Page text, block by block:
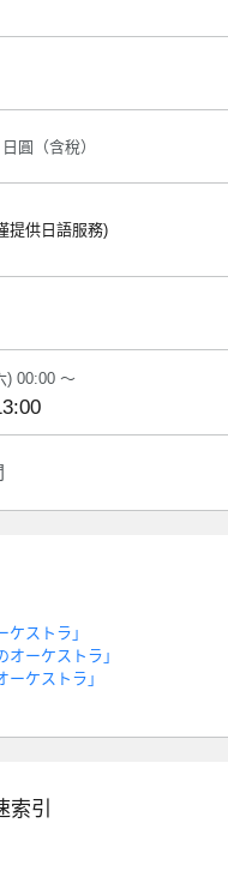
日圓（含稅）
提供日語服務)
) 00:00 ～
ストラ」
ーケストラ」
ケストラ」
引